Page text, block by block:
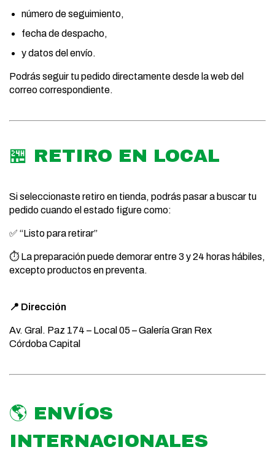
número de seguimiento,
fecha de despacho,
y datos del envío.
Podrás seguir tu pedido directamente desde la web del
correo correspondiente.
🏪 RETIRO EN LOCAL
Si seleccionaste retiro en tienda, podrás pasar a buscar tu
pedido cuando el estado figure como:
✅ “Listo para retirar”
⏱️ La preparación puede demorar entre 3 y 24 horas hábiles,
excepto productos en preventa.
📍 Dirección
Av. Gral. Paz 174 – Local 05 – Galería Gran Rex
Córdoba Capital
🌎 ENVÍOS
INTERNACIONALES